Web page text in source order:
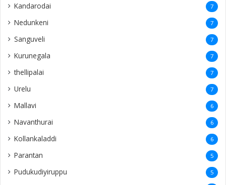
Kandarodai 7
Nedunkeni 7
Sanguveli 7
Kurunegala 7
thellipalai 7
Urelu 7
Mallavi 6
Navanthurai 6
Kollankaladdi 6
Parantan 5
Pudukudiyiruppu 5